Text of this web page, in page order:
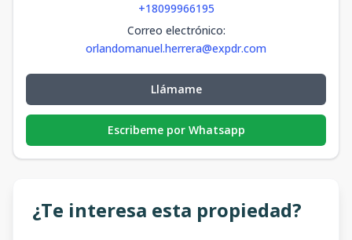
+18099966195
Correo electrónico:
orlandomanuel.herrera@expdr.com
Llámame
Escribeme por Whatsapp
¿Te interesa esta propiedad?